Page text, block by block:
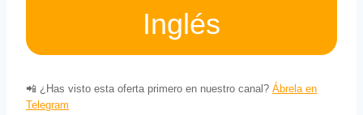
Inglés
📲 ¿Has visto esta oferta primero en nuestro canal? Ábrela en
Telegram